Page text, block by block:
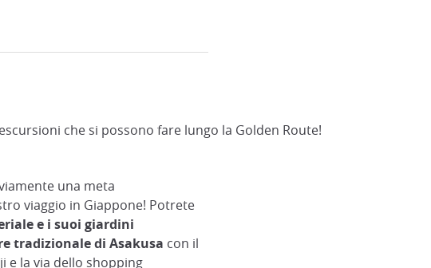
che si possono fare lungo la Golden Route!
una meta
viaggio in Giappone! Potrete
e i suoi giardini
tradizionale di Asakusa con il
e la via dello shopping